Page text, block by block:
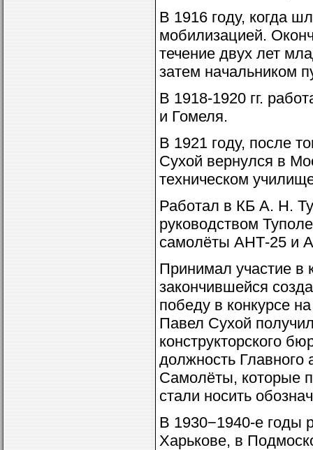
В 1916 году, когда
мобилизацией.
течение двух лет
затем начальником
В 1918-1920 гг.
и Гомеля.
В 1921 году, после
Сухой вернулся в
техническом
Работал в КБ А. Н.
руководством
самолёты АНТ-25 и
Принимал участие в
закончившейся
победу в конкурсе
Павел Сухой
конструкторского
должность Главного
Самолёты, которые
стали носить
В 1930−1940-е годы
Харькове, в